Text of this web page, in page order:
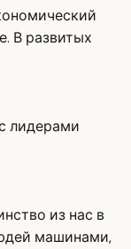
В развитых
лидерами
из нас в
машинами,